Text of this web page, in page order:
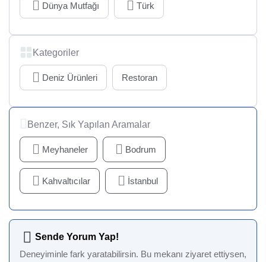
Dünya Mutfağı Türk
Kategoriler
Deniz Ürünleri Restoran
Benzer, Sık Yapılan Aramalar
Meyhaneler Bodrum
Kahvaltıcılar İstanbul
Sende Yorum Yap!
Deneyiminle fark yaratabilirsin. Bu mekanı ziyaret ettiysen,